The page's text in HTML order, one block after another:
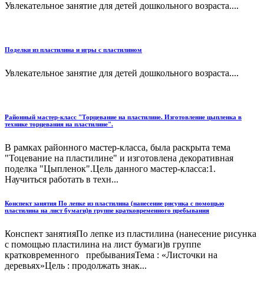
Увлекательное занятие для детей дошкольного возраста....
Поделки из пластилина и игры с пластилином
Увлекательное занятие для детей дошкольного возраста....
Районный мастер-класс "Торцевание на пластилине. Изготовление цыпленка в
технике торцевания на пластилине".
В рамках районного мастер-класса, была раскрыта тема
"Тоцевание на пластилине" и изготовлена декоративная
поделка "Цыпленок".Цель данного мастер-класса:1.
Научиться работать в техн...
Конспект занятия По лепке из пластилина (нанесение рисунка с помощью
пластилина на лист бумаги)в группе кратковременного пребывания
Конспект занятияПо лепке из пластилина (нанесение рисунка
с помощью пластилина на лист бумаги)в группе
кратковременного пребыванияТема : «Листочки на
деревьях»Цель : продолжать знак...